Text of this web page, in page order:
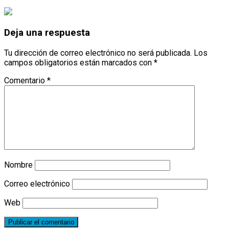
Deja una respuesta
Tu dirección de correo electrónico no será publicada. Los
campos obligatorios están marcados con *
Comentario *
Nombre
Correo electrónico
Web